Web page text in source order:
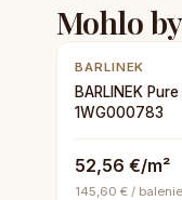
Mohlo
BARLINEK
BARLINEK
1WG000783
52,56 €/m²
145,60 € /